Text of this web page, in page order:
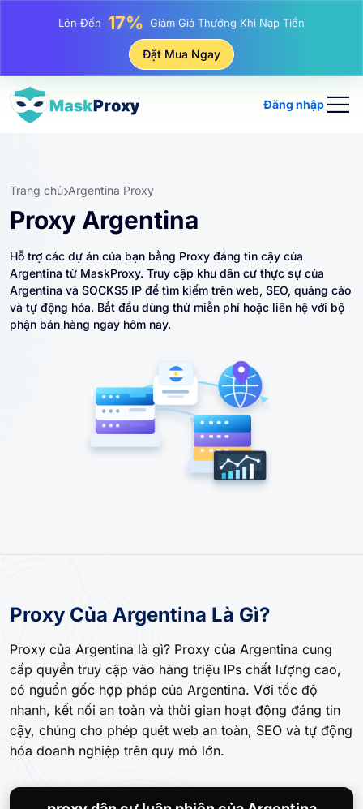
Lên Đến 25% Giảm Giá Khi Mua Hàng IP Tĩnh
Giảm Giá Khi Mua Hàng IP Luân Phiên
Đặt Mua Ngay
Đăng nhập
Trang chủ Argentina Proxy
Proxy Argentina
Hỗ trợ các dự án của bạn bằng Proxy đáng tin cậy của
Argentina từ MaskProxy. Truy cập khu dân cư thực sự của
Argentina và SOCKS5 IP để tìm kiếm trên web, SEO, quảng cáo
và tự động hóa. Bắt đầu dùng thử miễn phí hoặc liên hệ với bộ
phận bán hàng ngay hôm nay.
Proxy Của Argentina Là Gì?
Proxy của Argentina là gì? Proxy của Argentina cung
cấp quyền truy cập vào hàng triệu IPs chất lượng cao,
có nguồn gốc hợp pháp của Argentina. Với tốc độ
nhanh, kết nối an toàn và thời gian hoạt động đáng tin
cậy, chúng cho phép quét web an toàn, SEO và tự động
hóa doanh nghiệp trên quy mô lớn.